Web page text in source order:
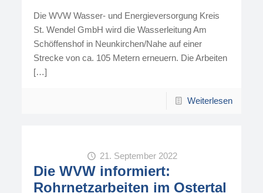
Die WVW Wasser- und Energieversorgung Kreis
St. Wendel GmbH wird die Wasserleitung Am
Schöffenshof in Neunkirchen/Nahe auf einer
Strecke von ca. 105 Metern erneuern. Die Arbeiten
[…]
Weiterlesen
21. September 2022
Die WVW informiert:
Rohrnetzarbeiten im Ostertal